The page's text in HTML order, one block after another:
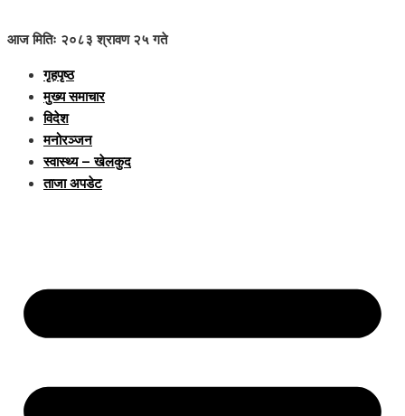
आज मितिः २०८३ श्रावण २५ गते
गृहपृष्ठ
मुख्य समाचार
विदेश
मनोरञ्जन
स्वास्थ्य – खेलकुद
ताजा अपडेट